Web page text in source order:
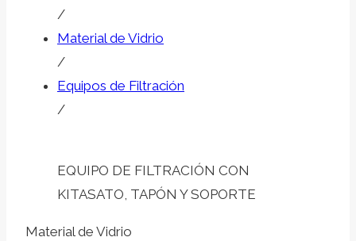
/
Material de Vidrio
/
Equipos de Filtración
/
EQUIPO DE FILTRACIÓN CON
KITASATO, TAPÓN Y SOPORTE
Material de Vidrio